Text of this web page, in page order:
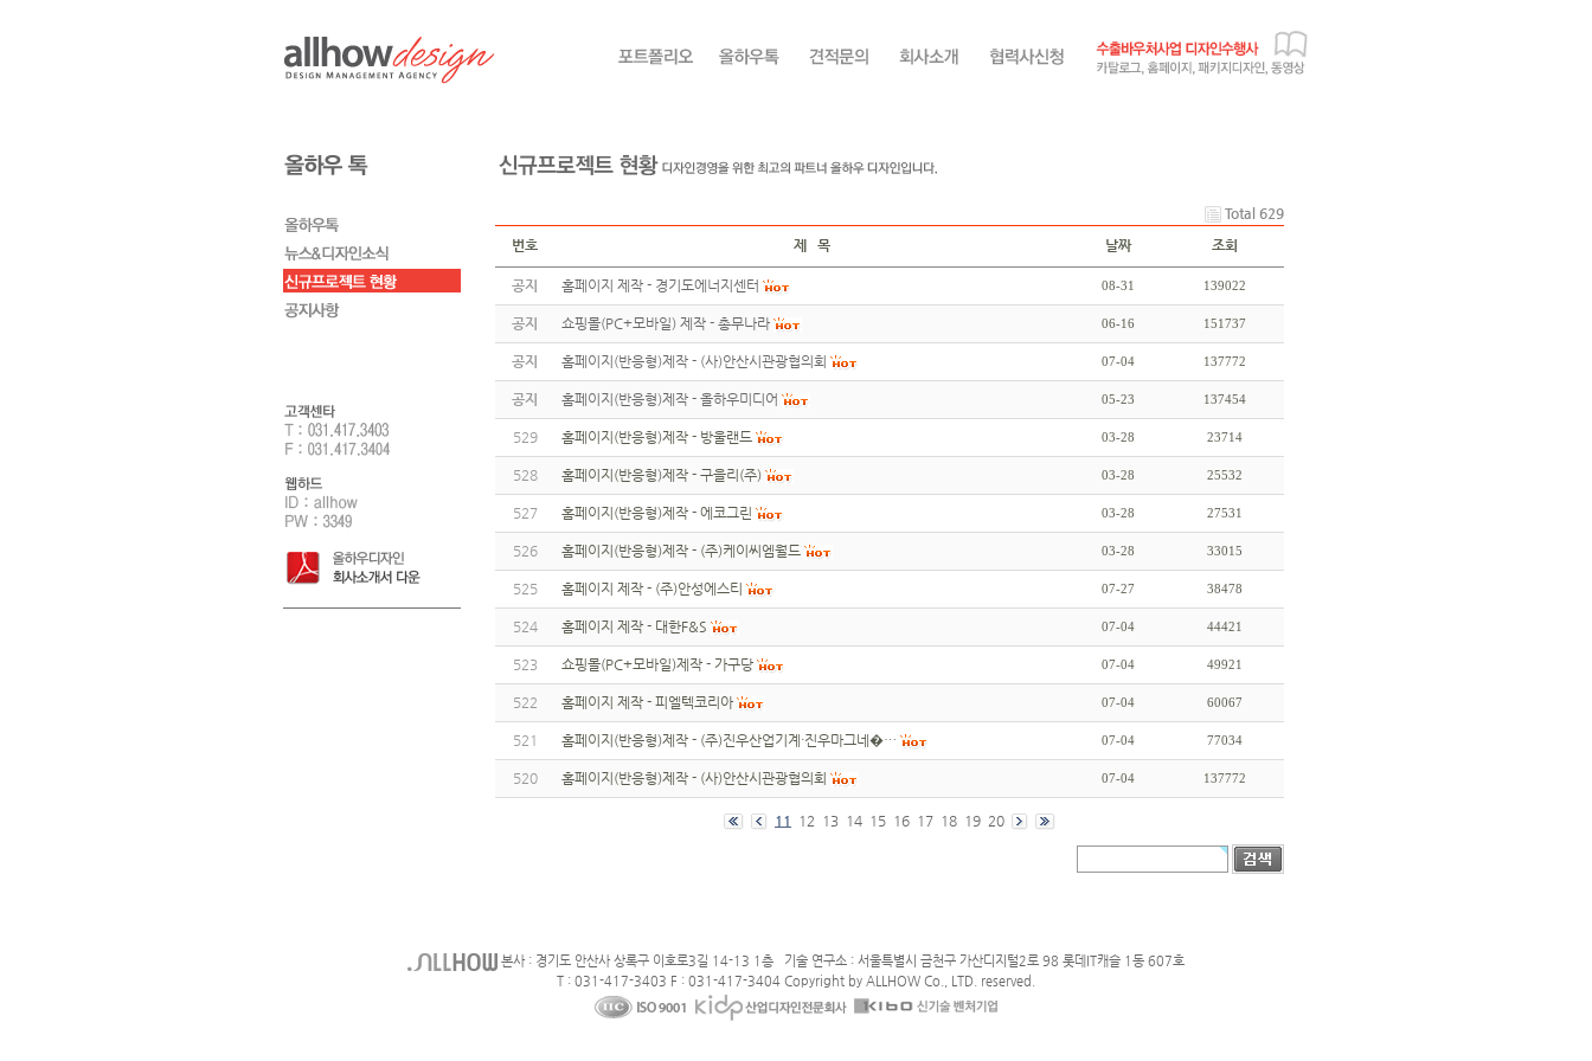
Total 629
번호
제 목 날짜 조회
공지 홈페이지 제작 - 경기도에너지센터 08-31 139022
공지 쇼핑몰(PC+모바일) 제작 - 총무나라 06-16 151737
공지 홈페이지(반응형)제작 - (사)안산시관광협의회 07-04 137772
공지 홈페이지(반응형)제작 - 올하우미디어 05-23 137454
529 홈페이지(반응형)제작 - 방울랜드 03-28 23714
528 홈페이지(반응형)제작 - 구을리(주) 03-28 25532
527 홈페이지(반응형)제작 - 에코그린 03-28 27531
526 홈페이지(반응형)제작 - (주)케이씨엠월드 03-28 33015
525 홈페이지 제작 - (주)안성에스티 07-27 38478
524 홈페이지 제작 - 대한F&S 07-04 44421
523 쇼핑몰(PC+모바일)제작 - 가구당 07-04 49921
522 홈페이지 제작 - 피엘텍코리아 07-04 60067
521 홈페이지(반응형)제작 - (주)진우산업기계·진우마그네�… 07-04 77034
520 홈페이지(반응형)제작 - (사)안산시관광협의회 07-04 137772
11 12 13 14 15 16 17 18 19 20
본사 : 경기도 안산사 상록구 이호로3길 14-13 1층 기술 연구소 : 서울특별시 금천구 가산디지털2로 98 롯데IT캐슬 1동 607호
T : 031-417-3403 F : 031-417-3404 Copyright by ALLHOW Co., LTD. reserved.